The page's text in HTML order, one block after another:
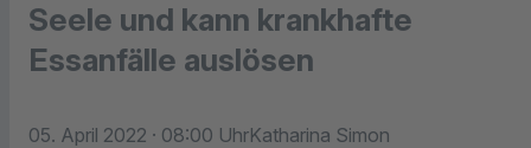
Seele und kann krankhafte
Essanfälle auslösen
05. April 2022 · 08:00 UhrKatharina Simon